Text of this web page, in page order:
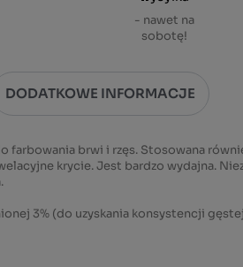
- nawet na
sobotę!
DODATKOWE INFORMACJE
farbowania brwi i rzęs. Stosowana
krycie. Jest bardzo wydajna.
3% (do uzyskania konsystencji